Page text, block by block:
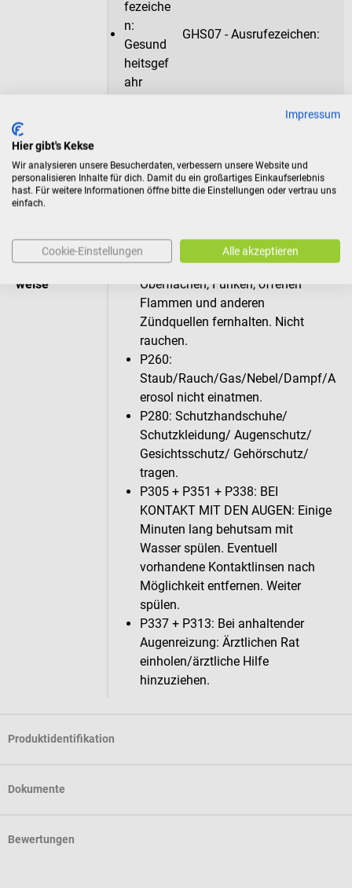
GHS07 - Ausrufezeichen:
Signalwort
Gefahrenhinw
eise
H225: Flüssigkeit und Dampf leicht
entzündbar.
Sicherheitshin
weise
P210: Von Hitze, heißen
Oberflächen, Funken, offenen
Flammen und anderen
Zündquellen fernhalten. Nicht
rauchen.
P260:
Staub/Rauch/Gas/Nebel/Dampf/A
erosol nicht einatmen.
P280: Schutzhandschuhe/
Schutzkleidung/ Augenschutz/
Gesichtsschutz/ Gehörschutz/
tragen.
P305 + P351 + P338: BEI
KONTAKT MIT DEN AUGEN: Einige
Minuten lang behutsam mit
Wasser spülen. Eventuell
vorhandene Kontaktlinsen nach
Möglichkeit entfernen. Weiter
spülen.
P337 + P313: Bei anhaltender
Augenreizung: Ärztlichen Rat
einholen/ärztliche Hilfe
hinzuziehen.
Produktidentifikation
Dokumente
Bewertungen
Impressum
Hier gibt's Kekse
Wir analysieren unsere Besucherdaten, verbessern unsere Website und
personalisieren Inhalte für dich. Damit du ein großartiges Einkaufserlebnis
hast. Für weitere Informationen öffne bitte die Einstellungen oder vertrau uns
einfach.
Cookie-Einstellungen Alle akzeptieren